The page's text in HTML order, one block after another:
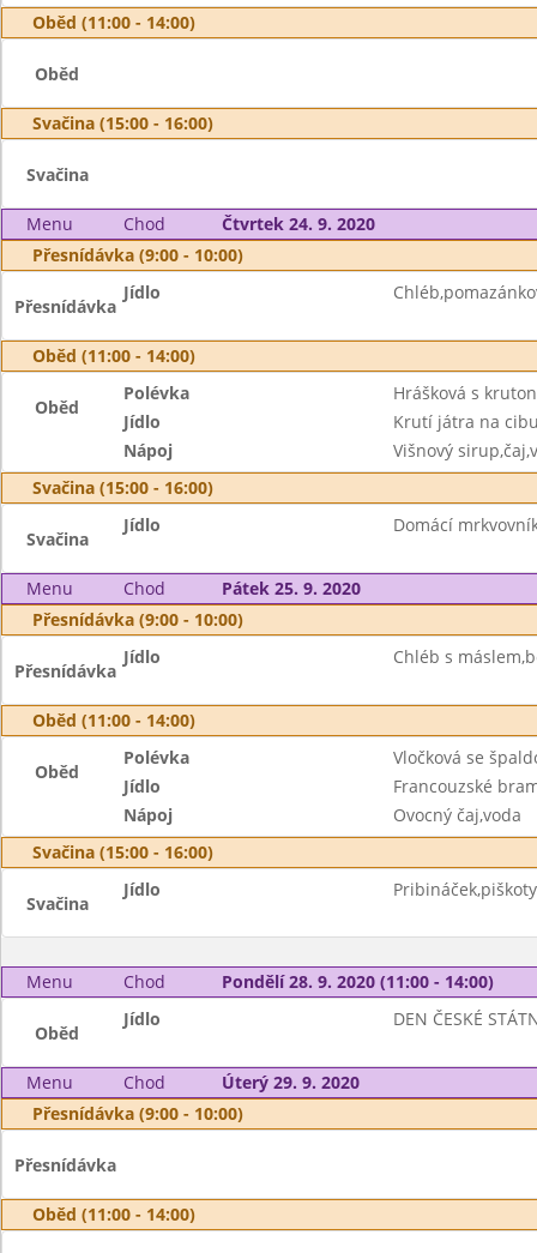
Oběd (11:00 - 14:00)
Oběd
Svačina (15:00 - 16:00)
Svačina
Menu Chod
Čtvrtek 24. 9. 2020
Přesnídávka (9:00 - 10:00)
Přesnídávka
Jídlo
Oběd (11:00 - 14:00)
Oběd
Polévka
Hrášková s
Jídlo
Krutí játra na
Nápoj
Višnový
Svačina (15:00 - 16:00)
Svačina
Jídlo Domácí
Menu Chod
Pátek 25. 9. 2020
Přesnídávka (9:00 - 10:00)
Přesnídávka
Jídlo Chléb s
Oběd (11:00 - 14:00)
Oběd
Polévka
Vločková se
Jídlo
Francouzské
Nápoj
Ovocný čaj,voda
Svačina (15:00 - 16:00)
Svačina
Jídlo Pribináček,piškoty
Menu Chod Pondělí 28. 9. 2020 (11:00 - 14:00)
Oběd
Jídlo DEN ČESKÉ
Menu Chod
Úterý 29. 9. 2020
Přesnídávka (9:00 - 10:00)
Přesnídávka
Oběd (11:00 - 14:00)